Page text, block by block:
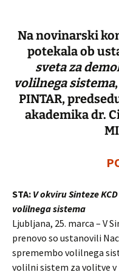
Na novinarski
potekala ob
sveta za
volilnega sistema
PINTAR,
akademikadr.
STA: V okviru Sinteze
volilnega sistema
Ljubljana, 25. marca – V
prenovo so ustanovili
spremembo volilnega
volilni sistem za volitve v